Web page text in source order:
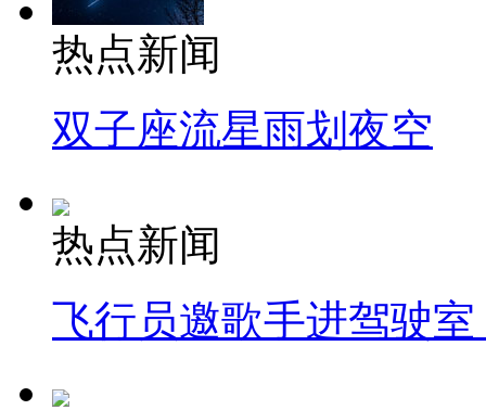
热点新闻
双子座流星雨划夜空
热点新闻
飞行员邀歌手进驾驶